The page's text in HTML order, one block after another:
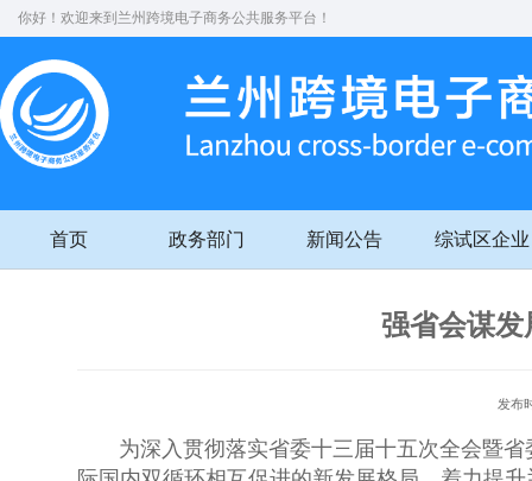
你好！欢迎来到兰州跨境电子商务公共服务平台！
首页 政务部门 新闻公告 综试区企业
强省会谋
发布
为深入贯彻落实省委十三届十五次全会暨省